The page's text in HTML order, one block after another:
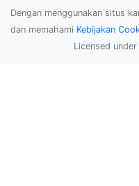
Dengan menggunakan situs
dan memahami Kebijakan
Licensed under